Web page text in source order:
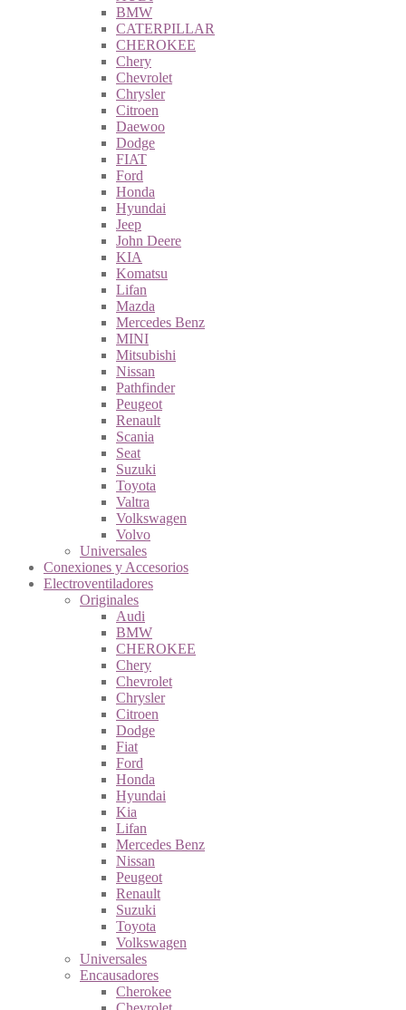
BMW
CATERPILLAR
CHEROKEE
Chery
Chevrolet
Chrysler
Citroen
Daewoo
Dodge
FIAT
Ford
Honda
Hyundai
Jeep
John Deere
KIA
Komatsu
Lifan
Mazda
Mercedes Benz
MINI
Mitsubishi
Nissan
Pathfinder
Peugeot
Renault
Scania
Seat
Suzuki
Toyota
Valtra
Volkswagen
Volvo
Universales
Conexiones y Accesorios
Electroventiladores
Originales
Audi
BMW
CHEROKEE
Chery
Chevrolet
Chrysler
Citroen
Dodge
Fiat
Ford
Honda
Hyundai
Kia
Lifan
Mercedes Benz
Nissan
Peugeot
Renault
Suzuki
Toyota
Volkswagen
Universales
Encausadores
Cherokee